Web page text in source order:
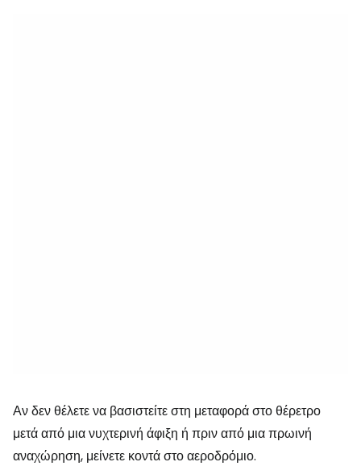
Αν δεν θέλετε να βασιστείτε στη μεταφορά στο θέρετρο
μετά από μια νυχτερινή άφιξη ή πριν από μια πρωινή
αναχώρηση, μείνετε κοντά στο αεροδρόμιο.